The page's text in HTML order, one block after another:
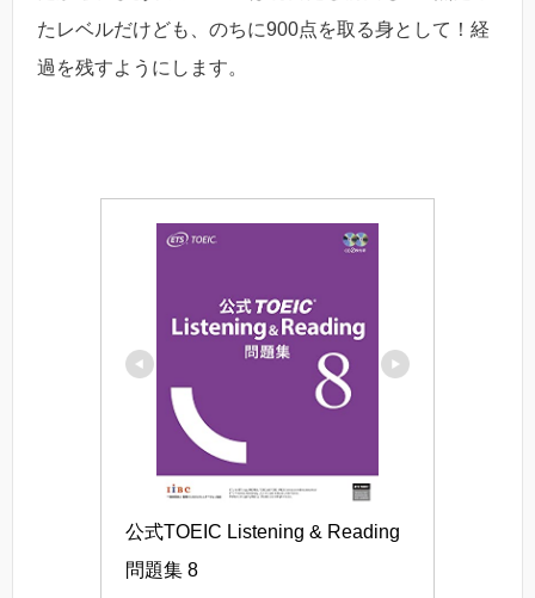
たレベルだけども、のちに900点を取る身として！経
過を残すようにします。
公式TOEIC Listening & Reading
問題集 8